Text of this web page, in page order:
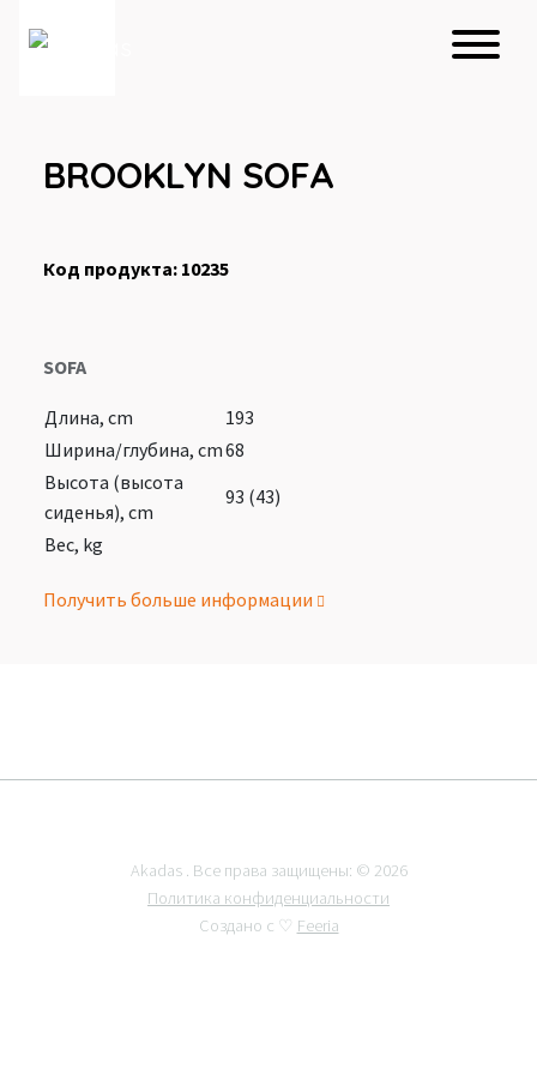
BROOKLYN SOFA
Код продукта: 10235
SOFA
Длина, cm
193
Ширина/глубина, cm68
Высота (высота
сиденья), cm
93 (43)
Вес, kg
Получить больше информации
Akadas . Все права защищены: © 2026
Политика конфиденциальности
Создано с ♡ Feeria